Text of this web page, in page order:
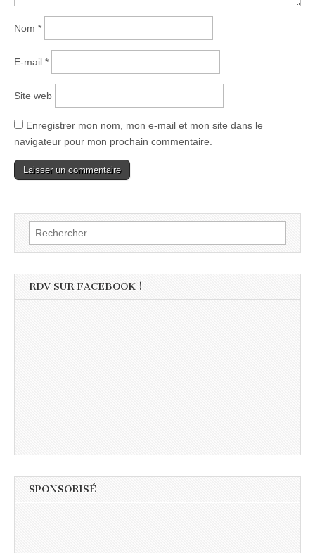
Nom *
E-mail *
Site web
Enregistrer mon nom, mon e-mail et mon site dans le
navigateur pour mon prochain commentaire.
Rechercher :
RDV SUR FACEBOOK !
SPONSORISÉ